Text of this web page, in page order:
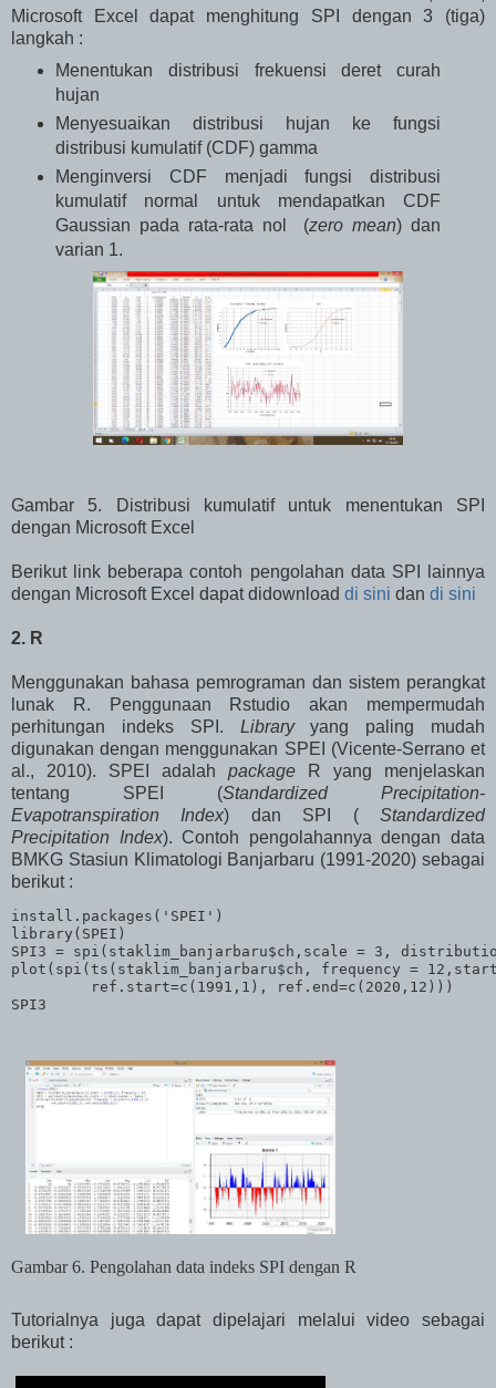
Microsoft Excel dapat menghitung SPI dengan 3 (tiga)
langkah :
Menentukan distribusi frekuensi deret curah
hujan
Menyesuaikan distribusi hujan ke fungsi
distribusi kumulatif (CDF) gamma
Menginversi CDF menjadi fungsi distribusi
kumulatif normal untuk mendapatkan CDF
Gaussian pada rata-rata nol (zero mean) dan
varian 1.
Gambar 5. Distribusi kumulatif untuk menentukan SPI
dengan Microsoft Excel
Berikut link beberapa contoh pengolahan data SPI lainnya
dengan Microsoft Excel dapat didownload di sini dan di sini
2. R
Menggunakan bahasa pemrograman dan sistem perangkat
lunak R. Penggunaan Rstudio akan mempermudah
perhitungan indeks SPI. Libraryyang paling mudah
digunakan dengan menggunakan SPEI (Vicente-Serrano et
al., 2010). SPEI adalah package R yang menjelaskan
tentang SPEI (Standardized Precipitation-
Evapotranspiration Index) dan SPI (Standardized
Precipitation Index). Contoh pengolahannya dengan data
BMKG Stasiun Klimatologi Banjarbaru (1991-2020) sebagai
berikut :
install.packages('SPEI')
library(SPEI)
SPI3 = spi(staklim_banjarbaru$ch,scale = 3,
plot(spi(ts(staklim_banjarbaru$ch, frequency =
         ref.start=c(1991,1), ref.end=c(2020,12)))
SPI3
Gambar 6. Pengolahan data indeks SPI dengan R
Tutorialnya juga dapat dipelajari melalui video sebagai
berikut :